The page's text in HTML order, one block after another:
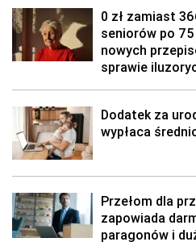
0 zł zamiast
seniorów po
nowych
sprawie
Dodatek za
wypłaca
Przełom dla
zapowiada
paragonów i